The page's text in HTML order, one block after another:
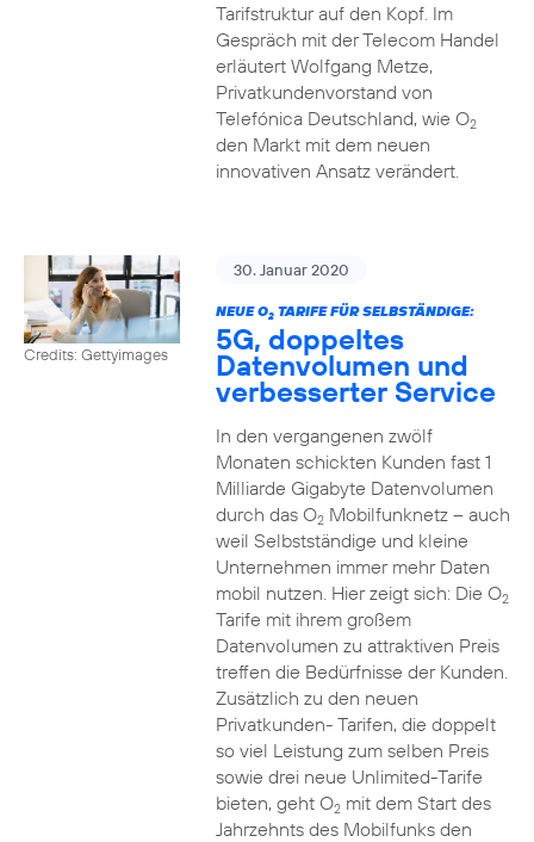
Tarifstruktur auf den Kopf. Im
Gespräch mit der Telecom Handel
erläutert Wolfgang Metze,
Privatkundenvorstand von
Telefónica Deutschland, wie O2
den Markt mit dem neuen
innovativen Ansatz verändert.
Credits: Gettyimages
30. Januar 2020
NEUE O2TARIFE FÜR SELBSTÄNDIGE:
5G, doppeltes
Datenvolumen und
verbesserter Service
In den vergangenen zwölf
Monaten schickten Kunden fast 1
Milliarde Gigabyte Datenvolumen
durch das O2Mobilfunknetz – auch
weil Selbstständige und kleine
Unternehmen immer mehr Daten
mobil nutzen. Hier zeigt sich: Die O2
Tarife mit ihrem großem
Datenvolumen zu attraktiven Preis
treffen die Bedürfnisse der Kunden.
Zusätzlich zu den neuen
Privatkunden- Tarifen, die doppelt
so viel Leistung zum selben Preis
sowie drei neue Unlimited-Tarife
bieten, geht O2mit dem Start des
Jahrzehnts des Mobilfunks den